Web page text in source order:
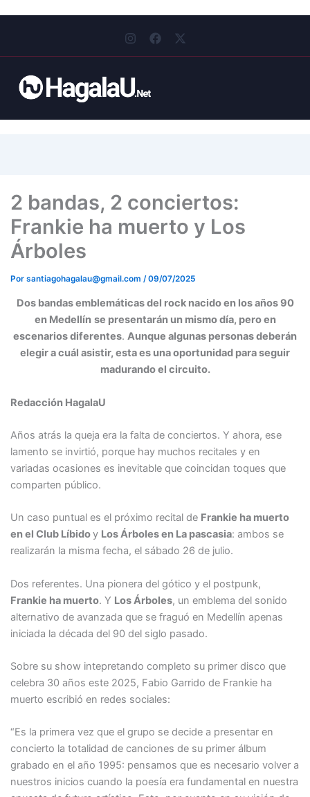
n
r
m
a
-
r
2 bandas, 2 conciertos:
Frankie ha muerto y Los
Árboles
Por santiagohagalau@gmail.com /09/07/2025
Dos bandas emblemáticas del rock nacido en los años 90
en Medellín se presentarán un mismo día, pero en
escenarios diferentes. Aunque algunas personas deberán
elegir a cuál asistir, esta es una oportunidad para seguir
madurando el circuito.
Redacción HagalaU
Años atrás la queja era la falta de conciertos. Y ahora, ese
lamento se invirtió, porque hay muchos recitales y en
variadas ocasiones es inevitable que coincidan toques que
comparten público.
Un caso puntual es el próximo recital de Frankie ha muerto
en el Club Líbidoy Los Árboles en La pascasia: ambos se
realizarán la misma fecha, el sábado 26 de julio.
Dos referentes. Una pionera del gótico y el postpunk,
Frankie ha muerto. Y Los Árboles, un emblema del sonido
alternativo de avanzada que se fraguó en Medellín apenas
iniciada la década del 90 del siglo pasado.
Sobre su show intepretando completo su primer disco que
celebra 30 años este 2025, Fabio Garrido de Frankie ha
muerto escribió en redes sociales:
“Es la primera vez que el grupo se decide a presentar en
concierto la totalidad de canciones de su primer álbum
grabado en el año 1995: pensamos que es necesario volver a
nuestros inicios cuando la poesía era fundamental en nuestra